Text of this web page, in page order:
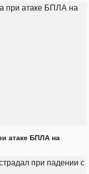
атаке БПЛА на